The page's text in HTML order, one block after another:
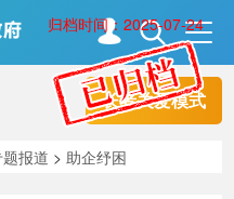
归档时间：2025-07-24
长者关爱模式
走进资阳
报道 >助企纾困